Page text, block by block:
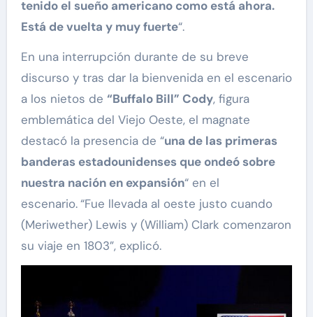
tenido el sueño americano como está ahora.
Está de vuelta y muy fuerte“.
En una interrupción durante de su breve
discurso y tras dar la bienvenida en el escenario
a los nietos de “Buffalo Bill” Cody, figura
emblemática del Viejo Oeste, el magnate
destacó la presencia de “una de las primeras
banderas estadounidenses que ondeó sobre
nuestra nación en expansión“ en el
escenario.“Fue llevada al oeste justo cuando
(Meriwether) Lewis y (William) Clark comenzaron
su viaje en 1803”, explicó.